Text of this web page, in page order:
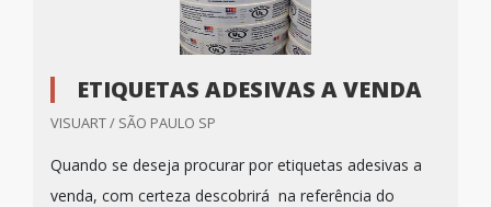
ETIQUETAS ADESIVAS A VENDA
VISUART / SÃO PAULO SP
Quando se deseja procurar por etiquetas adesivas a
venda, com certeza descobrirá na referência do